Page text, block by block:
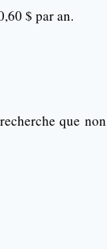
$ par an.
que non